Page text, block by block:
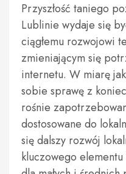
Przyszłość taniego
Lublinie wydaje się
ciągłemu rozwojowi
zmieniającym się
internetu. W miarę
sobie sprawę z
rośnie
dostosowane do
się dalszy rozwój
kluczowego